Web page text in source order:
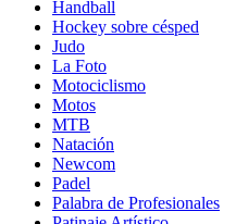
Handball
Hockey sobre césped
Judo
La Foto
Motociclismo
Motos
MTB
Natación
Newcom
Padel
Palabra de Profesionales